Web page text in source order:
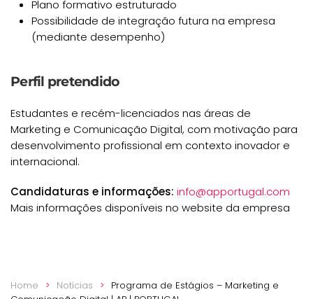
Plano formativo estruturado
Possibilidade de integração futura na empresa
(mediante desempenho)
Perfil pretendido
Estudantes e recém-licenciados nas áreas de
Marketing e Comunicação Digital, com motivação para
desenvolvimento profissional em contexto inovador e
internacional.
Candidaturas e informações: info@apportugal.com
Mais informações disponíveis no website da empresa
Home Notícias
Programa de Estágios – Marketing e